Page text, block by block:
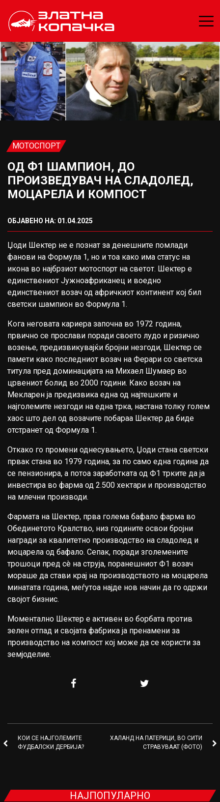
МОТОСПОРТ
ОД Ф1 ШАМПИОН, ДО
ПРОИЗВЕДУВАЧ НА СЛАДОЛЕД,
МОЦАРЕЛА И КОМПОСТ
ОБЈАВЕНО НА: 01.04.2025
Џоди Шектер не е познат за денешните помлади
фанови на Формула 1, но и тоа како има статус на
икона во најбрзиот мотоспорт на светот. Шектер е
единствениот Јужноафриканец и воедно
единствениот возач од афричкиот континент кој бил
светски шампион во Формула 1.
Кога неговата кариера започна во 1972 година,
првично се прослави поради своето лудо и ризично
возење, предизвикувајќи бројни незгоди, Шектер се
памети како последниот возач на Ферари со светска
титула пред доминацијата на Михаел Шумаер во
црвениот болид во 2000 години. Како возач на
Мекларен ја предизвика една од најтешките и
најголемите незгоди на една трка, настана толку голем
хаос што дел од возачите побараа Шектер да биде
отстранет од Формула 1.
Откако го промени однесувањето, Џоди стана светски
првак стана во 1979 година, за по само една година да
се пензионира, а потоа заработката од Ф1 трките да ја
инвестира во фарма од 2.500 хектари и производство
на млечни производи.
Фармата на Шектер, прва голема бафало фарма во
Обединетото Кралство, низ годините освои бројни
награди за квалитетно производство на сладолед и
моцарела од бафало. Сепак, поради зголемените
трошоци пред сè на струја, поранешниот Ф1 возач
мораше да стави крај на производството на моцарела
минатата година, меѓутоа најде нов начин да го одржи
својот бизнис.
Моментално Шектер е активен во борбата против
зелен отпад и својата фабрика ја пренамени за
производство на компост кој може да се користи за
земјоделие.
КОИ СЕ НАЈГОЛЕМИТЕ
ФУДБАЛСКИ ДЕРБИЈА?
ХАЛАНД НА ПАТЕРИЦИ, ВО СИТИ
СТРАВУВААТ (ФОТО)
НАЈПОПУЛАРНО